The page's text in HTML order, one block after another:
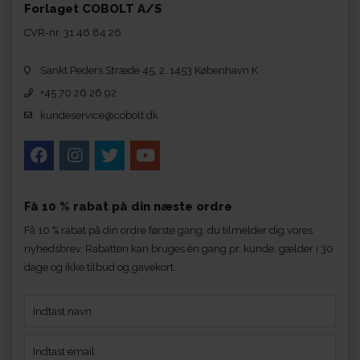
Forlaget COBOLT A/S
CVR-nr. 31 46 84 26
Sankt Peders Stræde 45, 2. 1453 København K
+45 70 26 26 92
kundeservice@cobolt.dk
Få 10 % rabat på din næste ordre
Få 10 % rabat på din ordre første gang, du tilmelder dig vores
nyhedsbrev. Rabatten kan bruges én gang pr. kunde, gælder i 30
dage og ikke tilbud og gavekort.